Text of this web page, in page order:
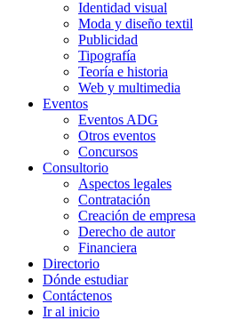
Identidad visual
Moda y diseño textil
Publicidad
Tipografía
Teoría e historia
Web y multimedia
Eventos
Eventos ADG
Otros eventos
Concursos
Consultorio
Aspectos legales
Contratación
Creación de empresa
Derecho de autor
Financiera
Directorio
Dónde estudiar
Contáctenos
Ir al inicio